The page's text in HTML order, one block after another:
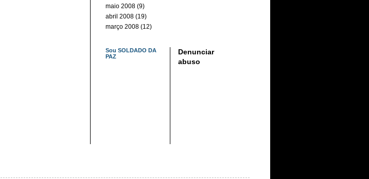
maio 2008 (9)
abril 2008 (19)
março 2008 (12)
Sou SOLDADO DA
PAZ
Denunciar
abuso